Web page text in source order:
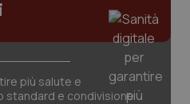
più salute e
standard e condivisione
Google LLC
.quotidianosanita.it